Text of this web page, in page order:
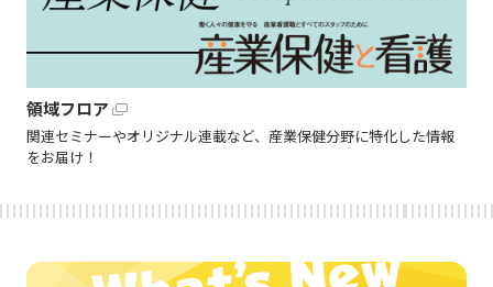
領域フロア
関連セミナーやオリジナル連載など、産業保健分野に特化した情報
をお届け！